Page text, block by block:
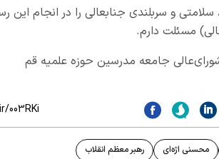
سلامتی و سربلندی جنابعالی را در انجام
مسئلت دارم.
جامعه مدرسین حوزه علمیه قم
003RKi
محسنی اژه‌ای رهبر معظم انقلاب